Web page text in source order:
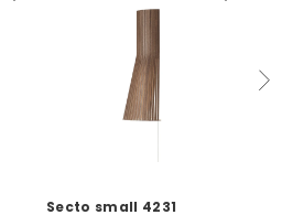
Secto small 4231